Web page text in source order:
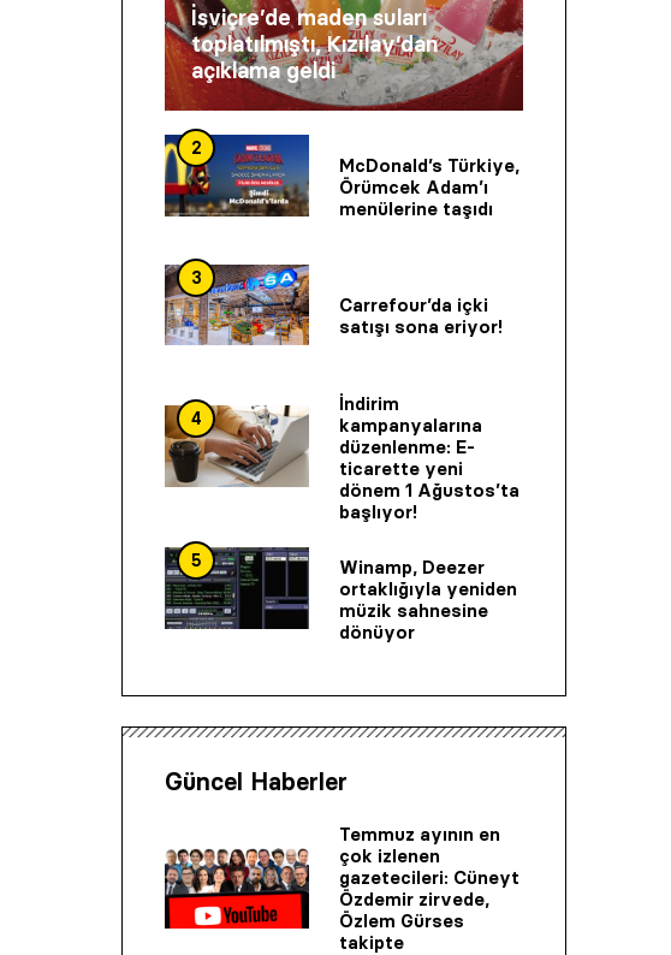
İsviçre’de maden suları
toplatılmıştı, Kızılay’dan
açıklama geldi
2
McDonald’s Türkiye,
Örümcek Adam’ı
menülerine taşıdı
3
Carrefour’da içki
satışı sona eriyor!
4
İndirim
kampanyalarına
düzenlenme: E-
ticarette yeni
dönem 1 Ağustos’ta
başlıyor!
5
Winamp, Deezer
ortaklığıyla yeniden
müzik sahnesine
dönüyor
Güncel Haberler
Temmuz ayının en
çok izlenen
gazetecileri: Cüneyt
Özdemir zirvede,
Özlem Gürses
takipte